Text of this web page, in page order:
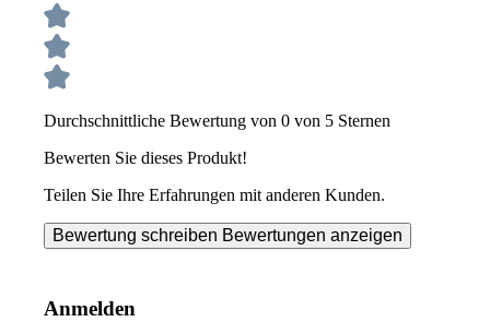
Durchschnittliche Bewertung von 0 von 5 Sternen
Bewerten Sie dieses Produkt!
Teilen Sie Ihre Erfahrungen mit anderen Kunden.
Bewertung schreiben Bewertungen anzeigen
Anmelden